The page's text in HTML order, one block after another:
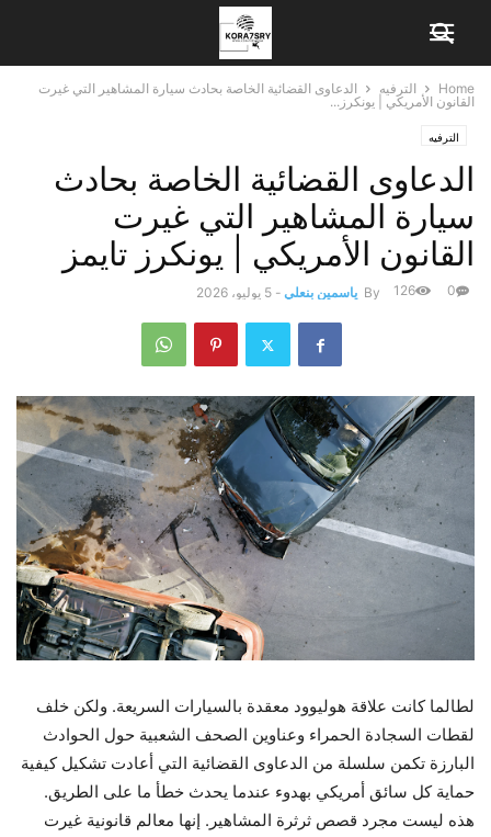
Home الترفيه
الدعاوى القضائية الخاصة بحادث سيارة المشاهير التي غيرت
القانون الأمريكي | يونكرز...
الترفيه
الدعاوى القضائية الخاصة بحادث
سيارة المشاهير التي غيرت
القانون الأمريكي | يونكرز تايمز
By ياسمين بنعلي - 5 يوليو، 2026 0
126
لطالما كانت علاقة هوليوود معقدة بالسيارات السريعة. ولكن خلف
لقطات السجادة الحمراء وعناوين الصحف الشعبية حول الحوادث
البارزة تكمن سلسلة من الدعاوى القضائية التي أعادت تشكيل كيفية
حماية كل سائق أمريكي بهدوء عندما يحدث خطأ ما على الطريق.
هذه ليست مجرد قصص ثرثرة المشاهير. إنها معالم قانونية غيرت